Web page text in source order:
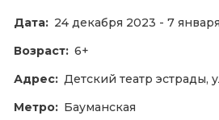
Дата: 24 декабря 2023 - 7
Возраст: 6+
Адрес: Детский театр эстрады,
Метро: Бауманская